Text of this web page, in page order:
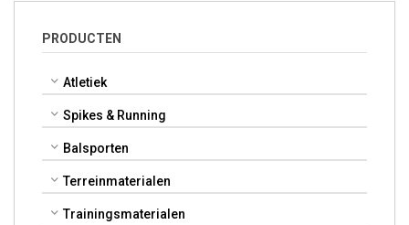
PRODUCTEN
Atletiek
Spikes & Running
Balsporten
Terreinmaterialen
Trainingsmaterialen